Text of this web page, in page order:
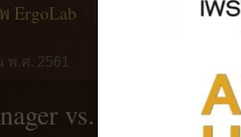
ErgoLab
.ศ. 2561
vs.